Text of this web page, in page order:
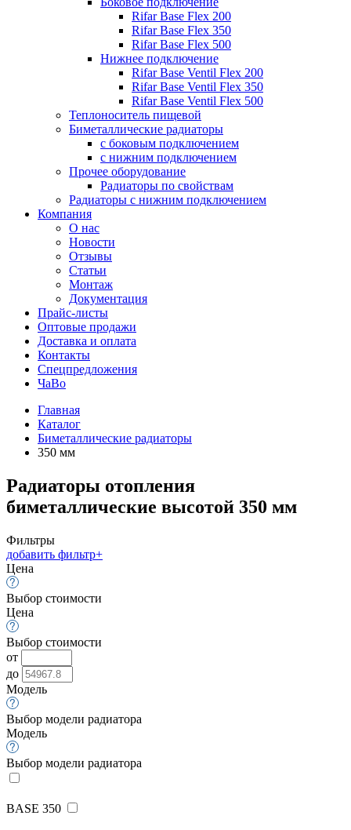
Rifar Base Flex 200
Rifar Base Flex 350
Rifar Base Flex 500
Нижнее подключение
Rifar Base Ventil Flex 200
Rifar Base Ventil Flex 350
Rifar Base Ventil Flex 500
Теплоноситель пищевой
Биметаллические радиаторы
с боковым подключением
с нижним подключением
Прочее оборудование
Радиаторы по свойствам
Радиаторы с нижним подключением
Компания
О нас
Новости
Отзывы
Статьи
Монтаж
Документация
Прайс-листы
Оптовые продажи
Доставка и оплата
Контакты
Спецпредложения
ЧаВо
Главная
Каталог
Биметаллические радиаторы
350 мм
Радиаторы отопления
биметаллические высотой 350 мм
Фильтры
добавить фильтр+
Цена
Выбор стоимости
Цена
Выбор стоимости
от
до
Модель
Выбор модели радиатора
Модель
Выбор модели радиатора
BASE 350